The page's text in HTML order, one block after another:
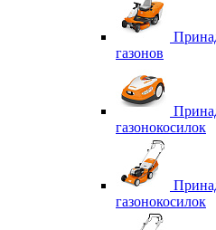
газонов
газонокосилок
газонокосилок